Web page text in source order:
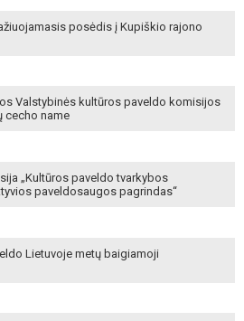
posėdis į Kupiškio rajono
Valstybinės kultūros paveldo komisijos
cecho name
„Kultūros paveldo tvarkybos
paveldosaugos pagrindas“
Lietuvoje metų baigiamoji